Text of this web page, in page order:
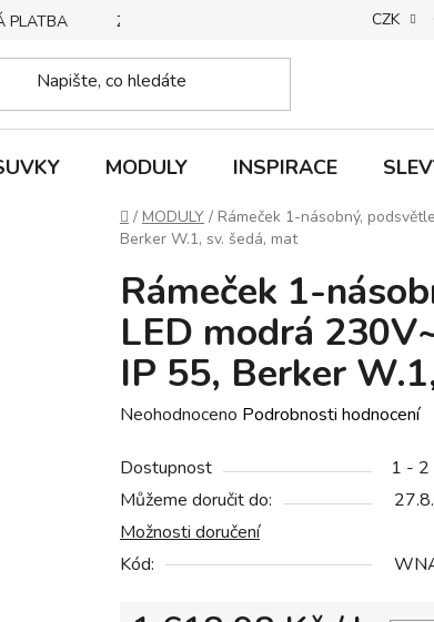
PLATBA ZPŮSOBY DORUČENÍ REKLAMACE |
CZK
MODULY INSPIRACE
Domů
/ MODULY / Rámeček 1-násobný,
Berker W.1, sv. šedá, mat
Rámeček 1-
LED modrá
IP 55, Berker
Průměrné
produktu
je
0,0
z
Neohodnoceno Podrobnosti hodnocení
Dostupnost
1 - 2
Můžeme doručit do:
Možnosti doručení
Kód: